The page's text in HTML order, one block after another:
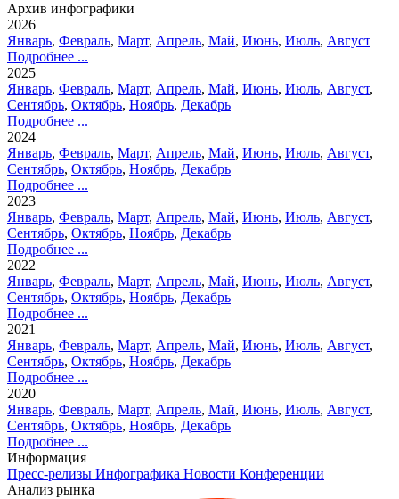
Архив инфографики
2026
Январь, Февраль, Март, Апрель, Май, Июнь, Июль, Август
Подробнее ...
2025
Январь, Февраль, Март, Апрель, Май, Июнь, Июль, Август,
Сентябрь, Октябрь, Ноябрь, Декабрь
Подробнее ...
2024
Январь, Февраль, Март, Апрель, Май, Июнь, Июль, Август,
Сентябрь, Октябрь, Ноябрь, Декабрь
Подробнее ...
2023
Январь, Февраль, Март, Апрель, Май, Июнь, Июль, Август,
Сентябрь, Октябрь, Ноябрь, Декабрь
Подробнее ...
2022
Январь, Февраль, Март, Апрель, Май, Июнь, Июль, Август,
Сентябрь, Октябрь, Ноябрь, Декабрь
Подробнее ...
2021
Январь, Февраль, Март, Апрель, Май, Июнь, Июль, Август,
Сентябрь, Октябрь, Ноябрь, Декабрь
Подробнее ...
2020
Январь, Февраль, Март, Апрель, Май, Июнь, Июль, Август,
Сентябрь, Октябрь, Ноябрь, Декабрь
Подробнее ...
Информация
Пресс-релизы Инфографика Новости Конференции
Анализ рынка